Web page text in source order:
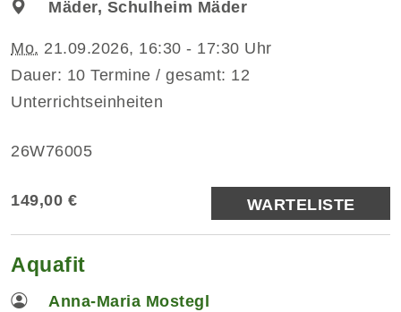
Mäder, Schulheim Mäder
Mo. 21.09.2026, 16:30 - 17:30 Uhr
Dauer: 10 Termine / gesamt: 12
Unterrichtseinheiten
26W76005
149,00 € WARTELISTE
Aquafit
Anna-Maria Mostegl